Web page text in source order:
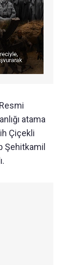
atama
Çiçekli
Şehitkamil